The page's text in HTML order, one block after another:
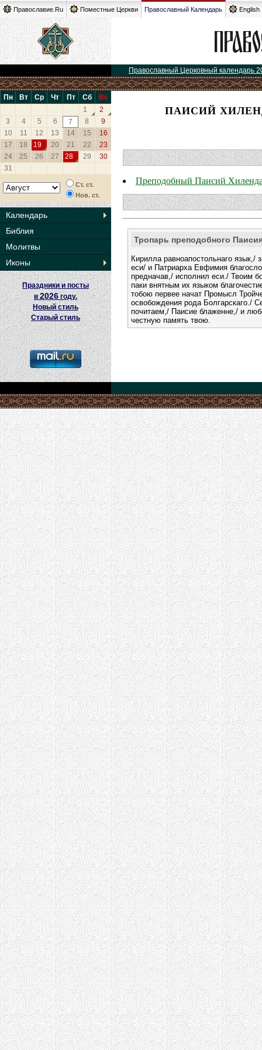
Православие.Ru Поместные Церкви Православный Календарь English
Православный Церковный календарь
Пн Вт Ср Чт Пт Сб
Вс
1
2
3
4 5 6 7 8
9
10
11 12 13 14 15
16
17
18 19 20 21 22
23
24
25 26 27 28 29
30
31
Ст. ст.
Нов. ст.
Календарь
Библия
Молитвы
Иконы
Праздники и посты
в2026 году.
Новый стиль
Старый стиль
ПАИСИЙ
Преподобный Паисий
Тропарь преподобного
Кирилла равноапостольнаго язык,/
еси/ и Патриарха Евфимия
предначав,/ исполнил еси./ Твоим
паки внятным их языком
тобою первее начат Промысл
освобождения рода Болгарскаго./
почитаем,/ Паисие блаженне,/ и
честную память твою.